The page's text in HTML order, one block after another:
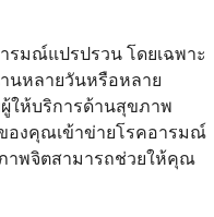
รมณ์แปรปรวน โดยเฉพาะ
นหลายวันหรือหลาย
ให้บริการด้านสุขภาพ
องคุณเข้าข่ายโรคอารมณ์
าพจิตสามารถช่วยให้คุณ